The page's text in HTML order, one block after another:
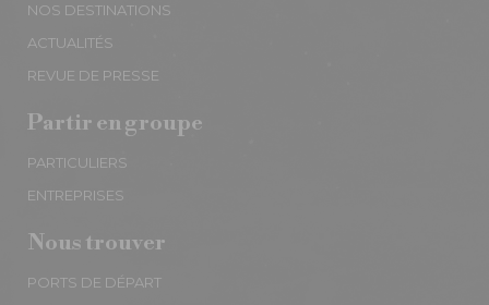
NOS DESTINATIONS
ACTUALITÉS
REVUE DE PRESSE
Partir en groupe
PARTICULIERS
ENTREPRISES
Nous trouver
PORTS DE DÉPART